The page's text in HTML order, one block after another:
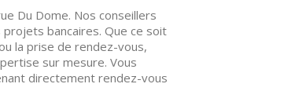
Du Dome. Nos conseillers
bancaires. Que ce soit
la prise de rendez-vous,
sur mesure. Vous
directement rendez-vous